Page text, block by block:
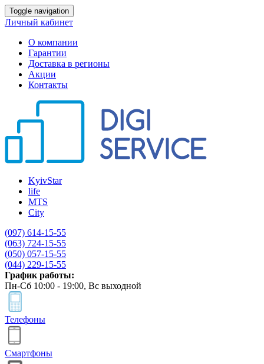
Toggle navigation
Личный кабинет
О компании
Гарантии
Доставка в регионы
Акции
Контакты
KyivStar
life
MTS
City
(097) 614-15-55
(063) 724-15-55
(050) 057-15-55
(044) 229-15-55
График работы:
Пн-Сб 10:00 - 19:00, Вс выходной
Телефоны
Смартфоны